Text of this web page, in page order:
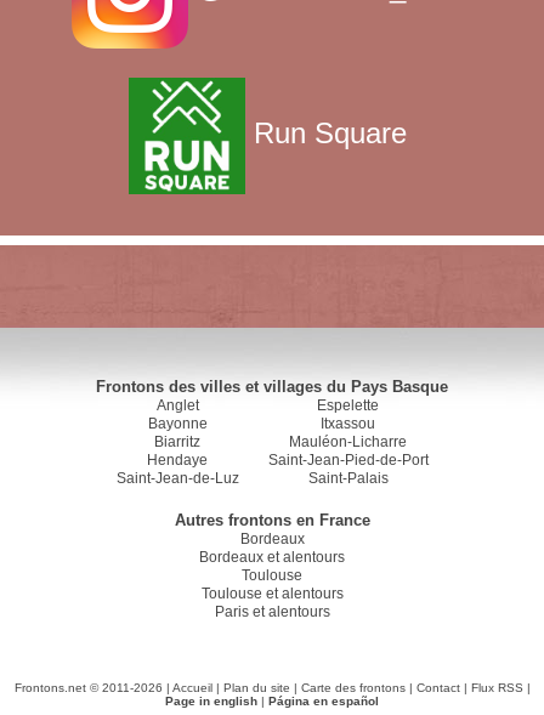
Run Square
Frontons des villes et villages du Pays Basque
Anglet
Bayonne
Biarritz
Hendaye
Saint-Jean-de-Luz
Espelette
Itxassou
Mauléon-Licharre
Saint-Jean-Pied-de-Port
Saint-Palais
Autres frontons en France
Bordeaux
Bordeaux et alentours
Toulouse
Toulouse et alentours
Paris et alentours
Frontons.net © 2011-2026 | Accueil| Plan du site | Carte des frontons| Contact| Flux RSS |
Page in english | Página en español